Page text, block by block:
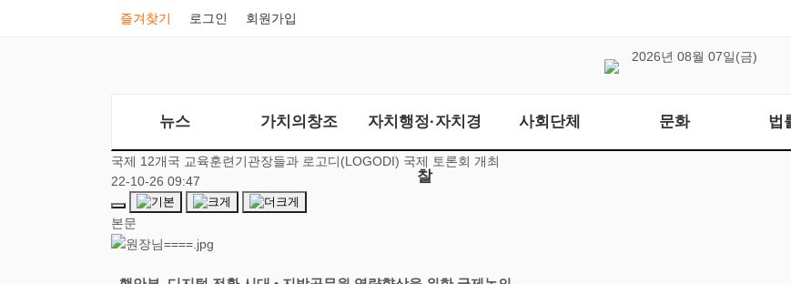
즐겨찾기 로그인 회원가입
2026년 08월 07일(금)
뉴스 가치의창조 자치행정·자치경
찰
사회단체 문화 법
국제 12개국 교육훈련기관장들과 로고디(LOGODI) 국제 토론회 개최
22-10-26 09:47
본문